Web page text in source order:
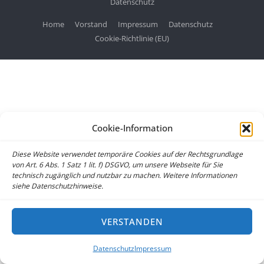
Cookie-Information
Diese Website verwendet temporäre Cookies auf der Rechtsgrundlage
von Art. 6 Abs. 1 Satz 1 lit. f) DSGVO, um unsere Webseite für Sie
technisch zugänglich und nutzbar zu machen. Weitere Informationen
siehe Datenschutzhinweise.
VERSTANDEN
DatenschutzImpressum
Home Vorstand Impressum
Datenschutz
Cookie-Richtlinie (EU)